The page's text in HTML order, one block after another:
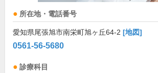
所在地・電話番号
愛知県尾張旭市南栄町旭ヶ丘64-2 [地図]
0561-56-5680
診療科目